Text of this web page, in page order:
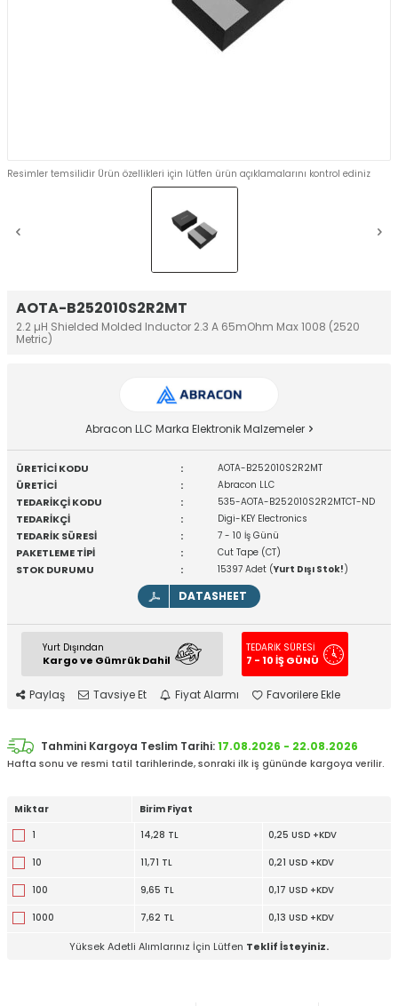
AOTA-B252010S2R2MT
2.2 µH Shielded Molded Inductor 2.3 A 65mOhm Max 1008 (2520
Metric)
Resimler temsilidir Ürün özellikleri için lütfen ürün açıklamalarını kontrol ediniz
Abracon LLC Marka Elektronik Malzemeler
ÜRETİCİ KODU : AOTA-B252010S2R2MT
ÜRETİCİ : Abracon LLC
TEDARİKÇİ KODU : 535-AOTA-B252010S2R2MTCT-ND
TEDARİKÇİ : Digi-KEY Electronics
TEDARİK SÜRESİ : 7 - 10 İş Günü
PAKETLEME TİPİ : Cut Tape (CT)
STOK DURUMU : 15397 Adet (Yurt Dışı Stok!)
DATASHEET
Yurt Dışından
Kargo ve Gümrük Dahil
TEDARİK SÜRESİ
7 - 10 İŞ GÜNÜ
Paylaş Tavsiye Et Fiyat Alarmı Favorilere Ekle
Tahmini Kargoya Teslim Tarihi:17.08.2026 - 22.08.2026
Hafta sonu ve resmi tatil tarihlerinde, sonraki ilk iş gününde kargoya verilir.
Miktar
Birim Fiyat
1
14,28 TL 0,25 USD +KDV
10 11,71 TL 0,21 USD +KDV
100 9,65 TL 0,17 USD +KDV
1000 7,62 TL 0,13 USD +KDV
Yüksek Adetli Alımlarınız İçin Lütfen Teklif İsteyiniz.